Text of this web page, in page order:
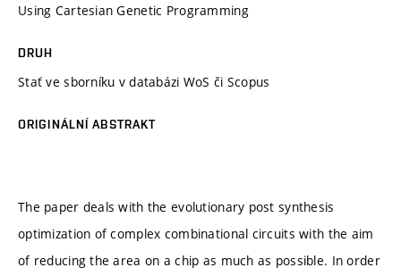
Using Cartesian Genetic Programming
DRUH
Stať ve sborníku v databázi WoS či Scopus
ORIGINÁLNÍ ABSTRAKT
The paper deals with the evolutionary post synthesis
optimization of complex combinational circuits with the aim
of reducing the area on a chip as much as possible. In order